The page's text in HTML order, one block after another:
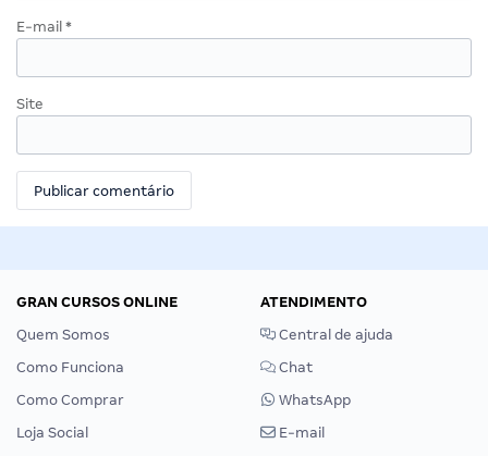
E-mail *
Site
GRAN CURSOS ONLINE
Quem Somos
Como Funciona
Como Comprar
Loja Social
ATENDIMENTO
Central de ajuda
Chat
WhatsApp
E-mail